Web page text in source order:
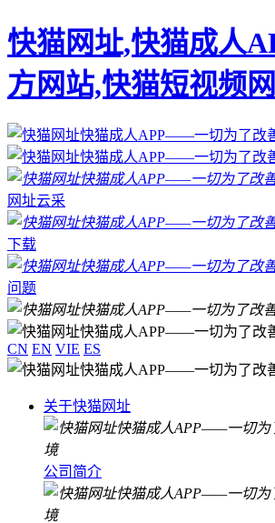
快猫网址,快猫成人
方网站,快猫短视频
网址云采
下载
问题
CN EN VIE ES
关于快猫网址
公司简介